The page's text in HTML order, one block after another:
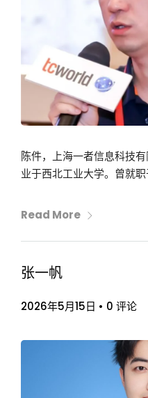
陈件，上海一者信息科技
业于西北工业大学。曾就
Read More
张一帆
2026年5月15日 • 0 评论